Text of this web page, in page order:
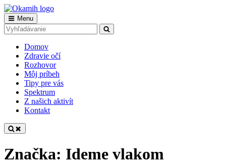
Skip
to
content
Okamih
Tvoria nevidiaci pre vidiacich
Main
Navigation
Menu
Search
for:
Domov
Zdravie očí
Rozhovor
Môj príbeh
Tipy pre vás
Spektrum
Z našich aktivít
Kontakt
Značka: Ideme vlakom